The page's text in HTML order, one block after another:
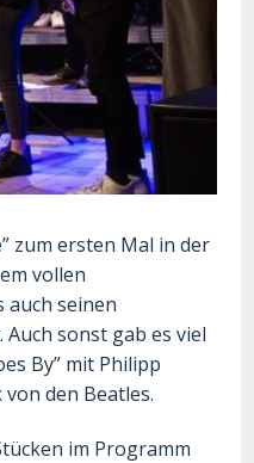
zum ersten Mal in der
vollen
auch seinen
sonst gab es viel
By” mit Philipp
den Beatles.
im Programm